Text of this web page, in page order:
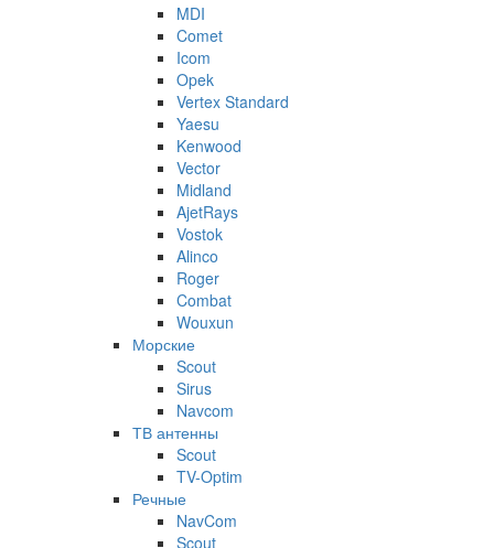
MDI
Comet
Icom
Opek
Vertex Standard
Yaesu
Kenwood
Vector
Midland
AjetRays
Vostok
Alinco
Roger
Combat
Wouxun
Морские
Scout
Sirus
Navcom
ТВ антенны
Scout
TV-Optim
Речные
NavCom
Scout